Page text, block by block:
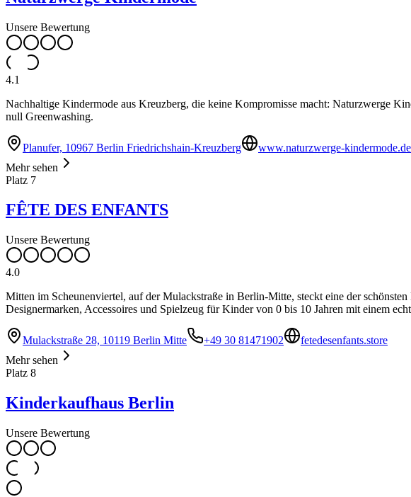
Unsere Bewertung
4.1
Nachhaltige Kindermode aus Kreuzberg, die keine Kompromisse macht: Naturzwerge
null Greenwashing.
Planufer, 10967 Berlin Friedrichshain-Kreuzberg
www.naturzwerge-kindermode.de
Mehr sehen
Platz 7
FÊTE DES ENFANTS
Unsere Bewertung
4.0
Mitten im Scheunenviertel, auf der Mulackstraße in Berlin-Mitte, steckt eine der
Designermarken, Accessoires und Spielzeug für Kinder von 0 bis 10 Jahren mit einem
Mulackstraße 28, 10119 Berlin Mitte +49 30 81471902
fetedesenfants.store
Mehr sehen
Platz 8
Kinderkaufhaus Berlin
Unsere Bewertung